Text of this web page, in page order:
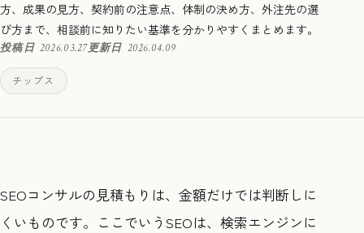
方、成果の見方、契約前の注意点、体制の決め方、外注先の選
び方まで、相談前に知りたい基準を分かりやすくまとめます。
投稿日 2026.03.27更新日 2026.04.09
チップス
SEOコンサルの見積もりは、金額だけでは判断しに
くいものです。ここでいうSEOは、検索エンジンに